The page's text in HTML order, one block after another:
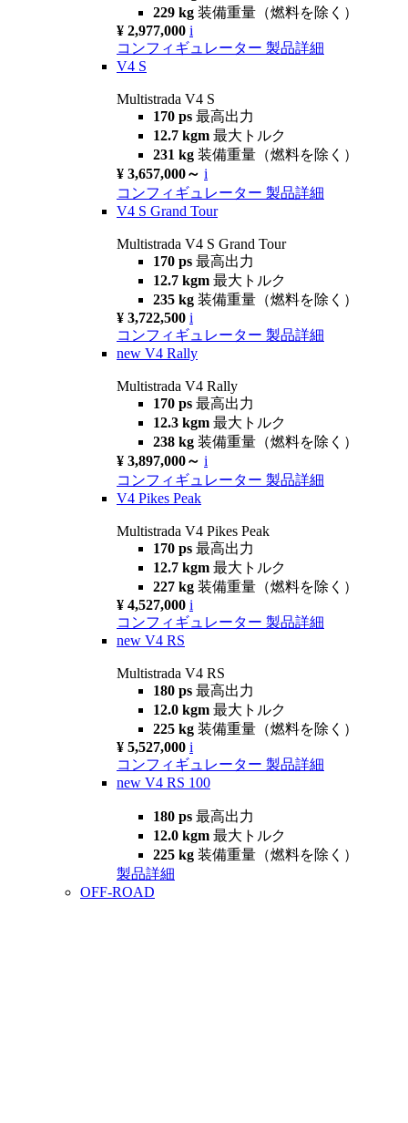
229 kg 装備重量（燃料を除く）
¥ 2,977,000 i
コンフィギュレーター 製品詳細
V4 S
Multistrada V4 S
170 ps 最高出力
12.7 kgm 最大トルク
231 kg 装備重量（燃料を除く）
¥ 3,657,000～ i
コンフィギュレーター 製品詳細
V4 S Grand Tour
Multistrada V4 S Grand Tour
170 ps 最高出力
12.7 kgm 最大トルク
235 kg 装備重量（燃料を除く）
¥ 3,722,500 i
コンフィギュレーター 製品詳細
new V4 Rally
Multistrada V4 Rally
170 ps 最高出力
12.3 kgm 最大トルク
238 kg 装備重量（燃料を除く）
¥ 3,897,000～ i
コンフィギュレーター 製品詳細
V4 Pikes Peak
Multistrada V4 Pikes Peak
170 ps 最高出力
12.7 kgm 最大トルク
227 kg 装備重量（燃料を除く）
¥ 4,527,000 i
コンフィギュレーター 製品詳細
new V4 RS
Multistrada V4 RS
180 ps 最高出力
12.0 kgm 最大トルク
225 kg 装備重量（燃料を除く）
¥ 5,527,000 i
コンフィギュレーター 製品詳細
new V4 RS 100
180 ps 最高出力
12.0 kgm 最大トルク
225 kg 装備重量（燃料を除く）
製品詳細
OFF-ROAD